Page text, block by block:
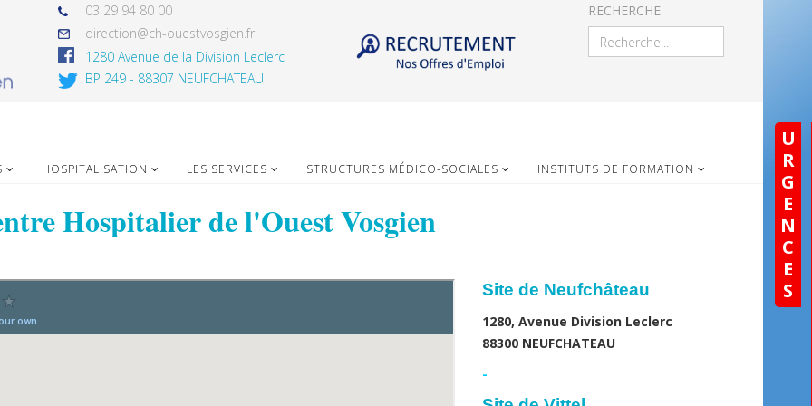
03 29 94 80 00
direction@ch-ouestvosgien.fr
1280 Avenue de la Division Leclerc
BP 249 - 88307 NEUFCHATEAU
RECHERCHE
HOSPITALISATION LES SERVICES STRUCTURES MÉDICO-SOCIALES INSTITUTS DE FORMATION
Hospitalier de l'Ouest Vosgien
Site de Neufchâteau
1280, Avenue Division Leclerc
88300 NEUFCHATEAU
-
U
R
G
E
N
C
E
S